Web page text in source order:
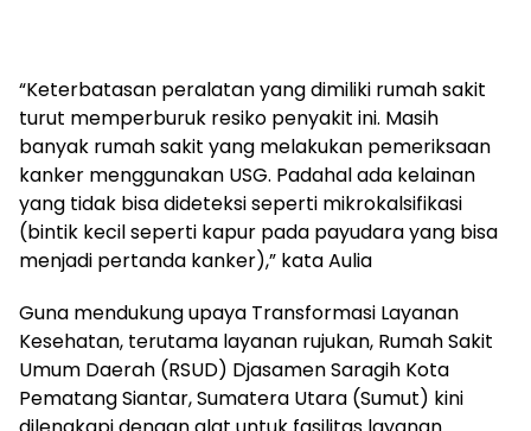
“Keterbatasan peralatan yang dimiliki rumah sakit
turut memperburuk resiko penyakit ini. Masih
banyak rumah sakit yang melakukan pemeriksaan
kanker menggunakan USG. Padahal ada kelainan
yang tidak bisa dideteksi seperti mikrokalsifikasi
(bintik kecil seperti kapur pada payudara yang bisa
menjadi pertanda kanker),” kata Aulia
Guna mendukung upaya Transformasi Layanan
Kesehatan, terutama layanan rujukan, Rumah Sakit
Umum Daerah (RSUD) Djasamen Saragih Kota
Pematang Siantar, Sumatera Utara (Sumut) kini